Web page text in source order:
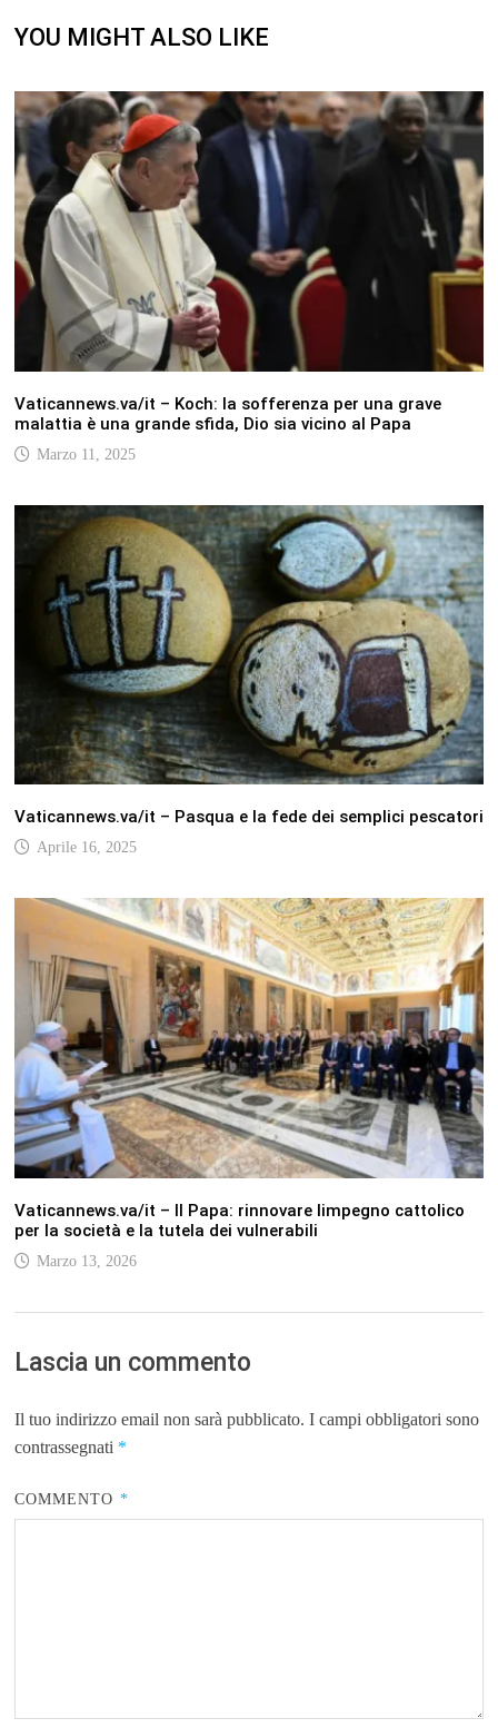
YOU MIGHT ALSO LIKE
Vaticannews.va/it – Koch: la sofferenza per una grave
malattia è una grande sfida, Dio sia vicino al Papa
Marzo 11, 2025
Vaticannews.va/it – Pasqua e la fede dei semplici pescatori
Aprile 16, 2025
Vaticannews.va/it – Il Papa: rinnovare limpegno cattolico
per la società e la tutela dei vulnerabili
Marzo 13, 2026
Lascia un commento
Il tuo indirizzo email non sarà pubblicato. I campi obbligatori sono
contrassegnati *
COMMENTO *